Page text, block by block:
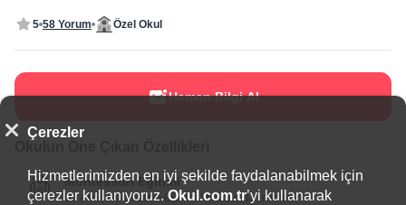
5 58 Yorum Özel Okul
Hemen Bilgi Al
Montessori Eğitimi
Bu okul, Montessori Eğitimi konusunda uzman.
Çerezler
Hizmetlerimizden en iyi şekilde faydalanabilmek için
çerezler kullanıyoruz. Okul.com.tr’yi kullanarak